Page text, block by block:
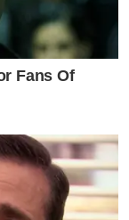
Fans Of